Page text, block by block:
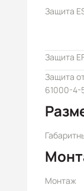
Защита
Защита
Защита
61000-4-
Монтаж